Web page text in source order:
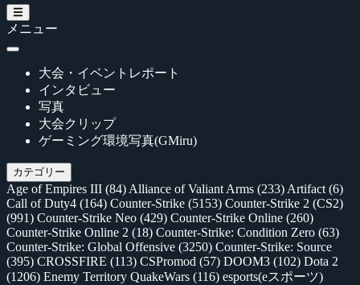
メニュー
大会・イベントレポート
インタビュー
写真
大会クリップ
ゲーミング環境写真(GMiru)
カテゴリー
Age of Empires III (84) Alliance of Valiant Arms (233) Artifact (6)
Call of Duty4 (164) Counter-Strike (5153) Counter-Strike 2 (CS2)
(991) Counter-Strike Neo (429) Counter-Strike Online (260)
Counter-Strike Online 2 (18) Counter-Strike: Condition Zero (63)
Counter-Strike: Global Offensive (3250) Counter-Strike: Source
(395) CROSSFIRE (113) CSPromod (57) DOOM3 (102) Dota 2
(1206) Enemy Territory QuakeWars (116) esports(eスポーツ)